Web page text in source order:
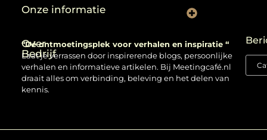
Over
Bedrijf
“Dé ontmoetingsplek voor verhalen en inspiratie “
Laat je verrassen door inspirerende blogs, persoonlijke
verhalen en informatieve artikelen. Bij Meetingcafé.nl
draait alles om verbinding, beleving en het delen van
kennis.
Onze informatie